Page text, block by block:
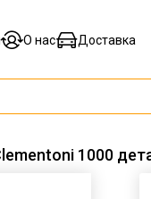
О нас Доставка
1000